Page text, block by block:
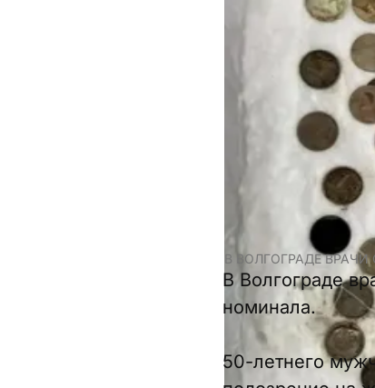
В ВОЛГОГРАДЕ
В Волгограде
номинала.
50-летнего